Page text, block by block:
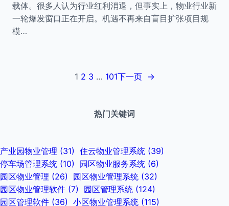
载体。很多人认为行业红利消退，但事实上，物业行业新
一轮爆发窗口正在开启。机遇不再来自盲目扩张项目规
模…
1 2 3 … 101下一页 →
热门关键词
产业园物业管理 (31) 住云物业管理系统 (39)
停车场管理系统 (10) 园区物业服务系统 (6)
园区物业管理 (26) 园区物业管理系统 (32)
园区物业管理软件 (7) 园区管理系统 (124)
园区管理软件 (36) 小区物业管理系统 (115)